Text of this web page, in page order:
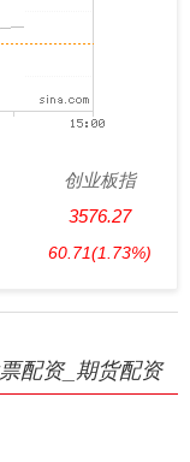
创业板指
3576.27
60.71(1.73%)
配资_期货配资